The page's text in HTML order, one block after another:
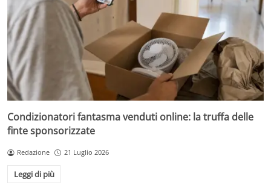
Condizionatori fantasma venduti online: la truffa delle
finte sponsorizzate
Redazione 21 Luglio 2026
Leggi di più